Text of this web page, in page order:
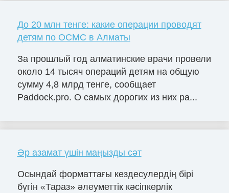
До 20 млн тенге: какие операции проводят
детям по ОСМС в Алматы
За прошлый год алматинские врачи провели
около 14 тысяч операций детям на общую
сумму 4,8 млрд тенге, сообщает
Paddock.pro. О самых дорогих из них ра...
Әр азамат үшін маңызды сәт
Осындай форматтағы кездесулердің бірі
бүгін «Тараз» әлеуметтік кәсіпкерлік